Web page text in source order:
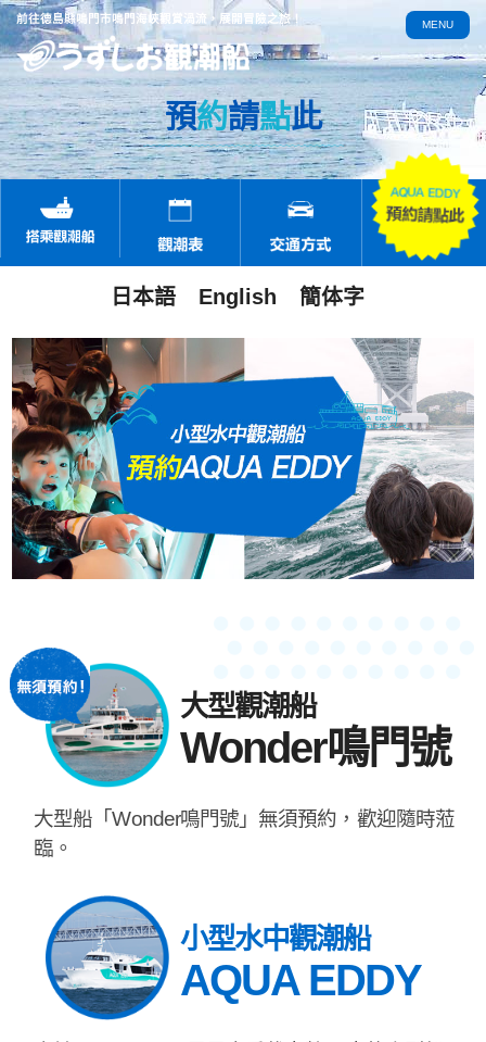
前往德島縣鳴門市鳴門海峽觀賞渦流，展開冒險之旅！
日本語 English 簡体字
MENU
預約請點此
大型觀潮船
Wonder鳴門號
大型船「Wonder鳴門號」無須預約，歡迎隨時蒞
臨。
小型水中觀潮船
AQUA EDDY